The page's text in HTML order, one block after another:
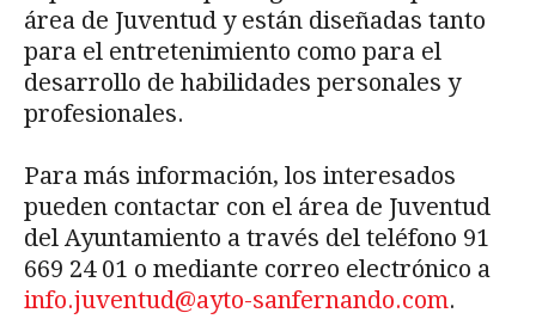
área de Juventud y están diseñadas tanto
para el entretenimiento como para el
desarrollo de habilidades personales y
profesionales.
Para más información, los interesados
pueden contactar con el área de Juventud
del Ayuntamiento a través del teléfono 91
669 24 01 o mediante correo electrónico a
info.juventud@ayto-sanfernando.com.